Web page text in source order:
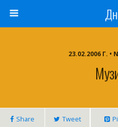
23.02.2006 Г. •
Share Tweet